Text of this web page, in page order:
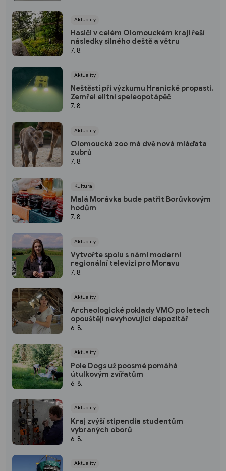
Aktuality
Hasiči v celém Olomouckém kraji řeší
následky silného deště a větru
7. 8.
Aktuality
Neštěstí při výzkumu Hranické propasti.
Zemřel elitní speleopotápěč
7. 8.
Aktuality
Olomoucká zoo má dvě nová mláďata
zubrů
7. 8.
Kultura
Malá Morávka bude patřit Borůvkovým
hodům
7. 8.
Aktuality
Vytvořte spolu s námi moderní
regionální televizi pro Moravu
7. 8.
Aktuality
Archeologické poklady VMO po letech
opouštějí nevyhovující depozitář
6. 8.
Aktuality
Pole Dogs už poosmé pomáhá
útulkovým zvířatům
6. 8.
Aktuality
Kraj zvýší stipendia studentům
vybraných oborů
6. 8.
Aktuality